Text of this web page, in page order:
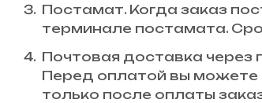
Постамат. Когда заказ
терминале постамата.
Почтовая доставка через
Перед оплатой вы можете
только после оплаты